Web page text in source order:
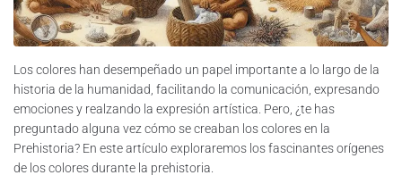
Los colores han desempeñado un papel importante a lo largo de la
historia de la humanidad, facilitando la comunicación, expresando
emociones y realzando la expresión artística. Pero, ¿te has
preguntado alguna vez cómo se creaban los colores en la
Prehistoria? En este artículo exploraremos los fascinantes orígenes
de los colores durante la prehistoria.